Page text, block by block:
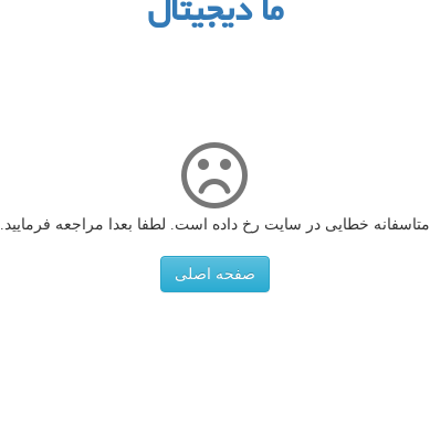
متاسفانه خطایی در سایت رخ داده است. لطفا بعدا مراجعه فرمایید.
صفحه اصلی